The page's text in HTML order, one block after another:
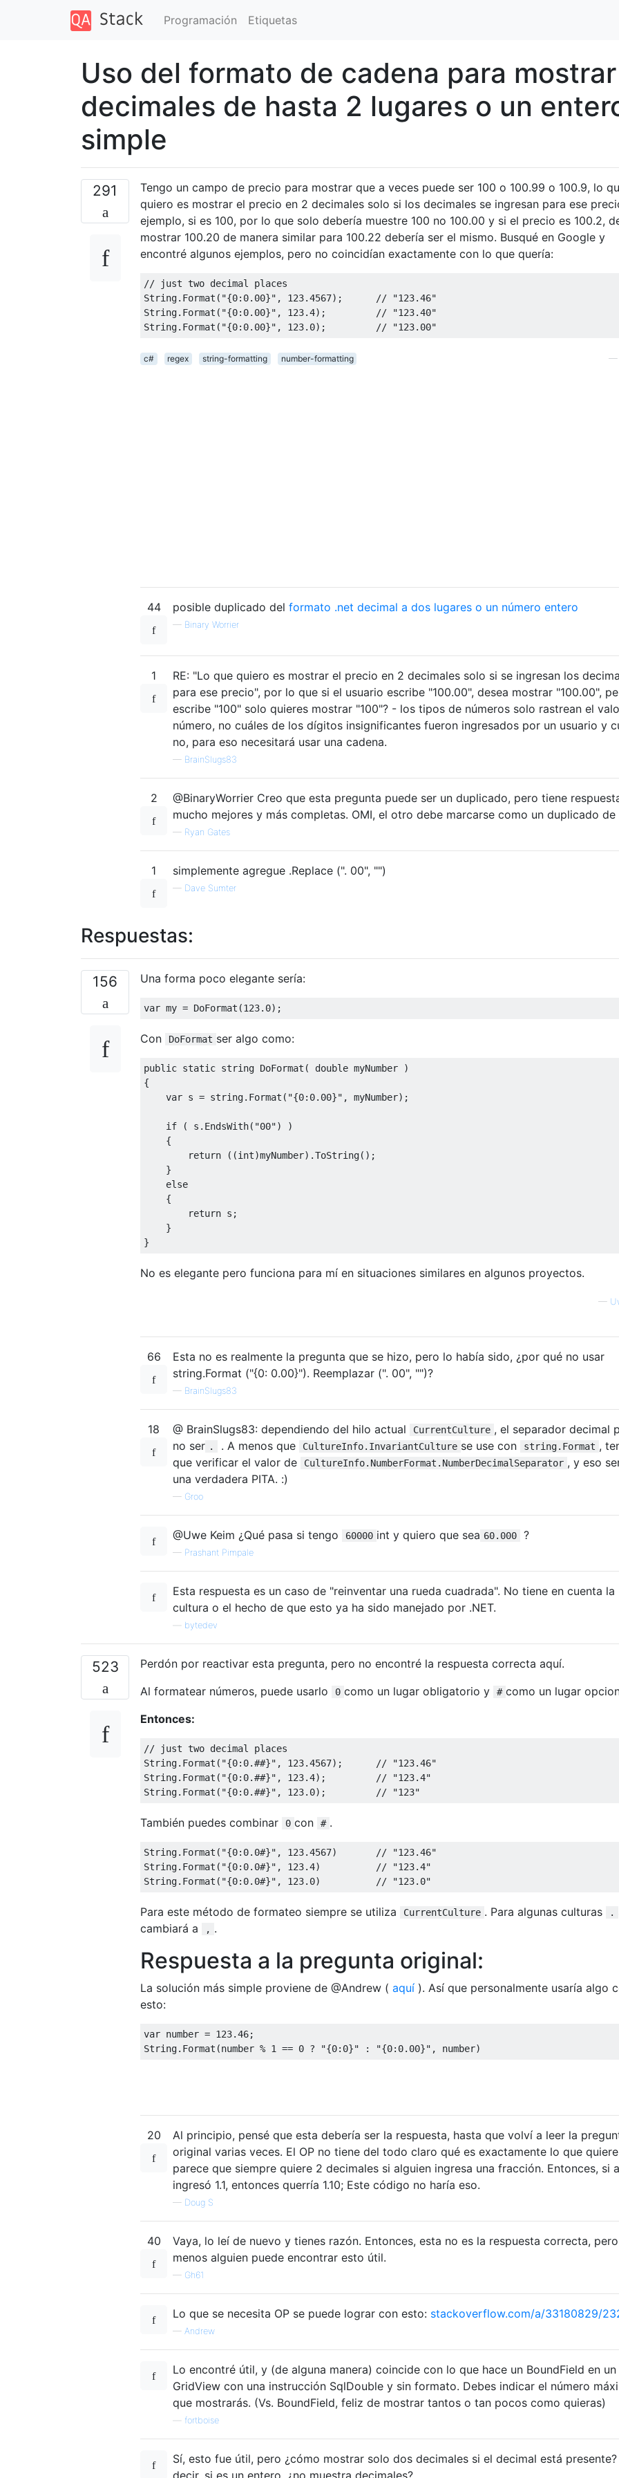
Programación Etiquetas
Uso del formato de cadena para mostrar
decimales de hasta 2 lugares o un
simple
291
Tengo un campo de precio para mostrar que a veces puede ser 100 o 100.99 o 100.9, lo
quiero es mostrar el precio en 2 decimales solo si los decimales se ingresan para ese
ejemplo, si es 100, por lo que solo debería muestre 100 no 100.00 y si el precio es 100.2,
mostrar 100.20 de manera similar para 100.22 debería ser el mismo. Busqué en Google y
encontré algunos ejemplos, pero no coincidían exactamente con lo que quería:
// just two decimal places
String. Format ( "{0:0.00}" , 123.4567);
// "123.46"
String. Format ( "{0:0.00}" , 123.4);
// "123.40"
String. Format ( "{0:0.00}" , 123.0); // "123.00"
c# regex string-formatting number-formatting
44 posible duplicado del formato .net decimal a dos lugares o un número entero
— Binary Worrier
1
RE: "Lo que quiero es mostrar el precio en 2 decimales solo si se ingresan los
para ese precio", por lo que si el usuario escribe "100.00", desea mostrar "100.00",
escribe "100" solo quieres mostrar "100"? - los tipos de números solo rastrean el
número, no cuáles de los dígitos insignificantes fueron ingresados ​​por un usuario y
no, para eso necesitará usar una cadena.
— BrainSlugs83
2
@BinaryWorrier Creo que esta pregunta puede ser un duplicado, pero tiene
mucho mejores y más completas. OMI, el otro debe marcarse como un duplicado de
— Ryan Gates
1 simplemente agregue .Replace (". 00", "")
— Dave Sumter
Respuestas:
156 Una forma poco elegante sería:
var my = DoFormat (123.0);
Con DoFormat ser algo como:
public static string DoFormat ( double myNumber
)
{
var s = string. Format ( "{0:0.00}" , myNumber);
if ( s . EndsWith( "00")
)
{
return
((int)myNumber).ToString();
}
else
{
return s ;
}
}
No es elegante pero funciona para mí en situaciones similares en algunos proyectos.
—
66
Esta no es realmente la pregunta que se hizo, pero lo había sido, ¿por qué no usar
string.Format ("{0: 0.00}"). Reemplazar (". 00", "")?
— BrainSlugs83
18 @ BrainSlugs83: dependiendo del hilo actual CurrentCulture , el separador decimal
no ser . . A menos que CultureInfo.InvariantCulture se use con string.Format ,
que verificar el valor de
CultureInfo.NumberFormat.NumberDecimalSeparator , y eso
una verdadera PITA. :)
— Groo
@Uwe Keim ¿Qué pasa si tengo 60000 int y quiero que sea 60.000 ?
— Prashant Pimpale
Esta respuesta es un caso de "reinventar una rueda cuadrada". No tiene en cuenta la
cultura o el hecho de que esto ya ha sido manejado por .NET.
bytedev
523
Perdón por reactivar esta pregunta, pero no encontré la respuesta correcta aquí.
Al formatear números, puede usarlo
0 como un lugar obligatorio y # como un lugar
Entonces:
// just two decimal places
String. Format ( "{0:0.##}" , 123.4567);
// "123.46"
String. Format ( "{0:0.##}" , 123.4);
// "123.4"
String. Format ( "{0:0.##}" , 123.0); // "123"
También puedes combinar 0 con # .
String. Format ( "{0:0.0#}" , 123.4567)
// "123.46"
String. Format ( "{0:0.0#}" , 123.4)
// "123.4"
String. Format ( "{0:0.0#}" , 123.0) // "123.0"
Para este método de formateo siempre se utiliza CurrentCulture . Para algunas culturas .
cambiará a
, .
Respuesta a la pregunta original:
La solución más simple proviene de @Andrew ( aquí ). Así que personalmente usaría algo
esto:
var number = 123.46;
String. Format (number % 1 == 0 ? "{0:0}" : "{0:0.00}" , number)
20
Al principio, pensé que esta debería ser la respuesta, hasta que volví a leer la
original varias veces. El OP no tiene del todo claro qué es exactamente lo que
parece que siempre quiere 2 decimales si alguien ingresa una fracción. Entonces, si
ingresó 1.1, entonces querría 1.10; Este código no haría eso.
— Doug S
40
Vaya, lo leí de nuevo y tienes razón. Entonces, esta no es la respuesta correcta,
menos alguien puede encontrar esto útil.
— Gh61
Lo que se necesita OP se puede lograr con esto: stackoverflow.com/a/33180829/
— Andrew
Lo encontré útil, y (de alguna manera) coincide con lo que hace un BoundField en un
GridView con una instrucción SqlDouble y sin formato. Debes indicar el número
que mostrarás. (Vs. BoundField, feliz de mostrar tantos o tan pocos como quieras)
fortboise
Sí, esto fue útil, pero ¿cómo mostrar solo dos decimales si el decimal está presente?
decir, si es un entero, ¿no muestra decimales?